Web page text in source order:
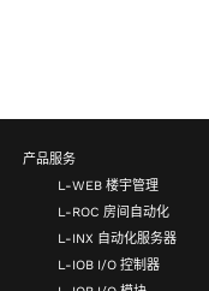
产品服务
L-WEB 楼宇管理
L-ROC 房间自动化
L-INX 自动化服务器
L-IOB I/O 控制器